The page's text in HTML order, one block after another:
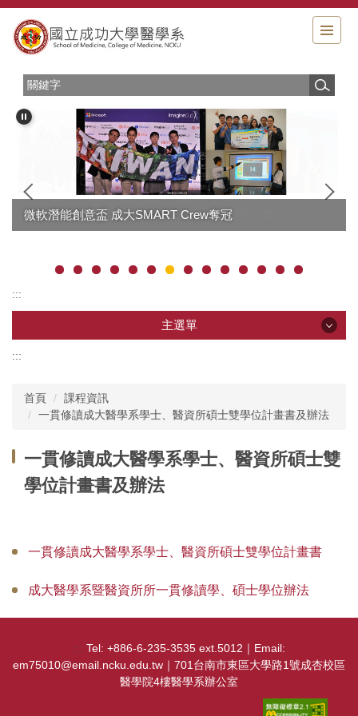
跳
到
主
區
成大2017 iGEM競賽勇奪金牌及最佳環境主題獎
微軟潛能創意盃 成大SMART Crew奪冠
:::
主選單
單位介紹
師資現況
委員會
學務相關
課程資訊
:::
首頁
課程資訊
一貫修讀成大醫學系學士、醫資所碩士雙學位計畫書及辦法
一貫修讀成大醫學系學士、醫資所碩士雙
學位計畫書及辦法
一貫修讀成大醫學系學士、醫資所碩士雙學位計畫書
成大醫學系暨醫資所所一貫修讀學、碩士學位辦法
::: Tel: +886-6-235-3535 ext.5012｜Email:
em75010@email.ncku.edu.tw｜701台南市東區大學路1號成杏校區
醫學院4樓醫學系辦公室